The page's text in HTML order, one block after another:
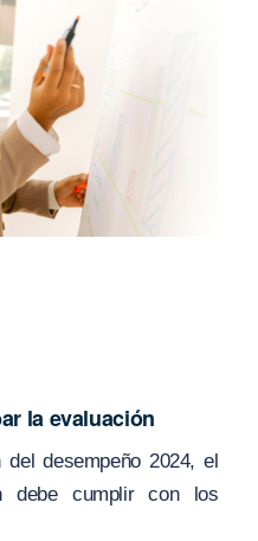
la evaluación
desempeño 2024, el
debe cumplir con los